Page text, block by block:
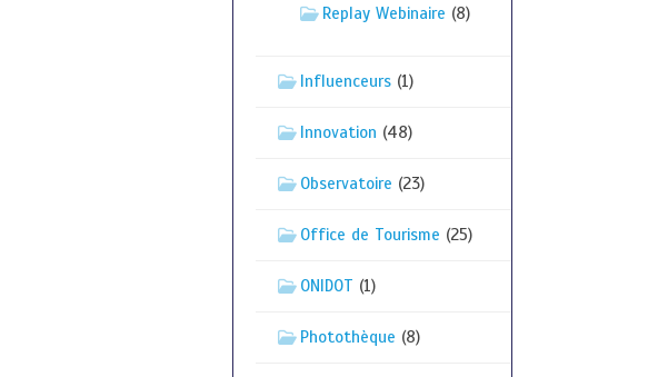
Replay Webinaire (8)
Influenceurs(1)
Innovation (48)
Observatoire (23)
Office de Tourisme (25)
ONIDOT (1)
Photothèque (8)